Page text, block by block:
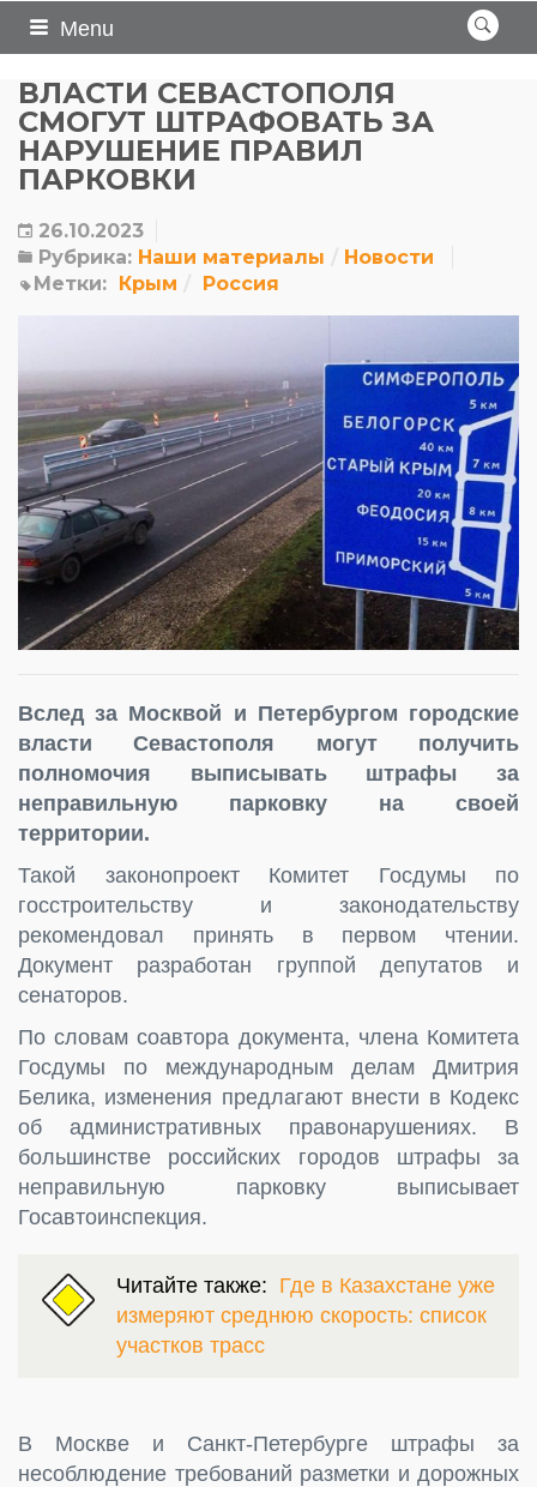
Menu
ВЛАСТИ СЕВАСТОПОЛЯ
СМОГУТ ШТРАФОВАТЬ ЗА
НАРУШЕНИЕ ПРАВИЛ
ПАРКОВКИ
26.10.2023
Рубрика: Наши материалы
Новости
Метки: Крым Россия
Вслед за Москвой и Петербургом городские
власти Севастополя могут получить
полномочия выписывать штрафы за
неправильную парковку на своей
территории.
Такой законопроект Комитет Госдумы по
госстроительству и законодательству
рекомендовал принять в первом чтении.
Документ разработан группой депутатов и
сенаторов.
По словам соавтора документа, члена Комитета
Госдумы по международным делам Дмитрия
Белика, изменения предлагают внести в Кодекс
об административных правонарушениях. В
большинстве российских городов штрафы за
неправильную парковку выписывает
Госавтоинспекция.
Читайте также: Где в Казахстане уже
измеряют среднюю скорость: список
участков трасс
В Москве и Санкт-Петербурге штрафы за
несоблюдение требований разметки и дорожных